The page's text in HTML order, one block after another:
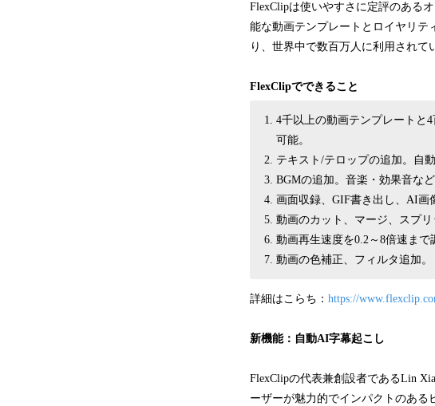
FlexClipは使いやすさに定評のある
能な動画テンプレートとロイヤリテ
り、世界中で数百万人に利用されて
FlexClipでできること
4千以上の動画テンプレートと
可能。
テキスト/テロップの追加。自
BGMの追加。音楽・効果音な
画面収録、GIF書き出し、AI画
動画のカット、マージ、スプ
動画再生速度を0.2～8倍速まで
動画の色補正、フィルタ追加。
詳細はこらち： https://
新機能：自動AI字幕起こし
FlexClipの代表兼創設者であるLin
ーザーが魅力的でインパクトのある